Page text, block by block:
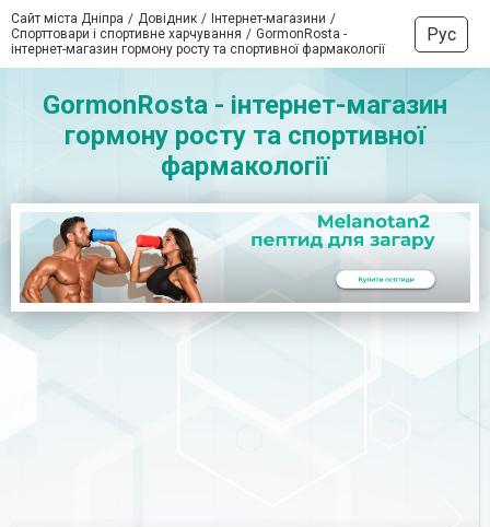
Сайт міста Дніпра Довідник
Інтернет-магазини
Спорттовари і спортивне харчування
GormonRosta -
інтернет-магазин гормону росту та спортивної фармакології
Рус
GormonRosta - інтернет-магазин
гормону росту та спортивної
фармакології